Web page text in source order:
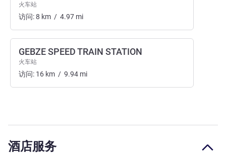
火车站
访问:8 km / 4.97 mi
GEBZE SPEED TRAIN STATION
火车站
访问: 16 km / 9.94 mi
酒店服务